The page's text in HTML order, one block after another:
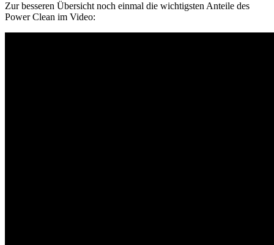
Zur besseren Übersicht noch einmal die wichtigsten Anteile des
Power Clean im Video: